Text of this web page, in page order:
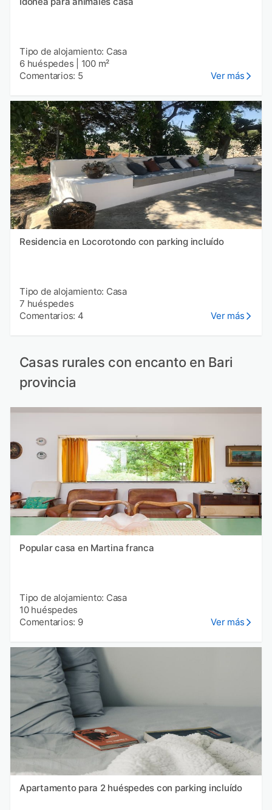
Tipo de alojamiento: Casa
6 huéspedes
100 m²
Comentarios: 5
Ver más
Residencia en Locorotondo con parking incluído
Tipo de alojamiento: Casa
7 huéspedes
Comentarios: 4
Ver más
Casas rurales con encanto en Bari
provincia
Popular casa en Martina franca
Tipo de alojamiento: Casa
10 huéspedes
Comentarios: 9
Ver más
Apartamento para 2 huéspedes con parking incluído